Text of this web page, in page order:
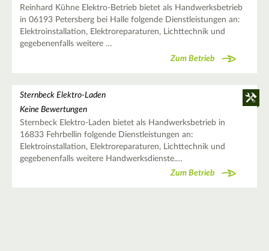
Reinhard Kühne Elektro-Betrieb bietet als Handwerksbetrieb
in 06193 Petersberg bei Halle folgende Dienstleistungen an:
Elektroinstallation, Elektroreparaturen, Lichttechnik und
gegebenenfalls weitere …
Zum Betrieb
Sternbeck Elektro-Laden
Keine Bewertungen
Sternbeck Elektro-Laden bietet als Handwerksbetrieb in
16833 Fehrbellin folgende Dienstleistungen an:
Elektroinstallation, Elektroreparaturen, Lichttechnik und
gegebenenfalls weitere Handwerksdienste.…
Zum Betrieb